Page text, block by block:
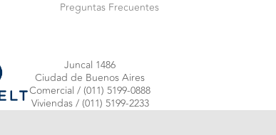
Preguntas Frecuentes
Juncal 1486
Ciudad de Buenos Aires
Comercial /(011) 5199-0888
Viviendas /(011) 5199-2233